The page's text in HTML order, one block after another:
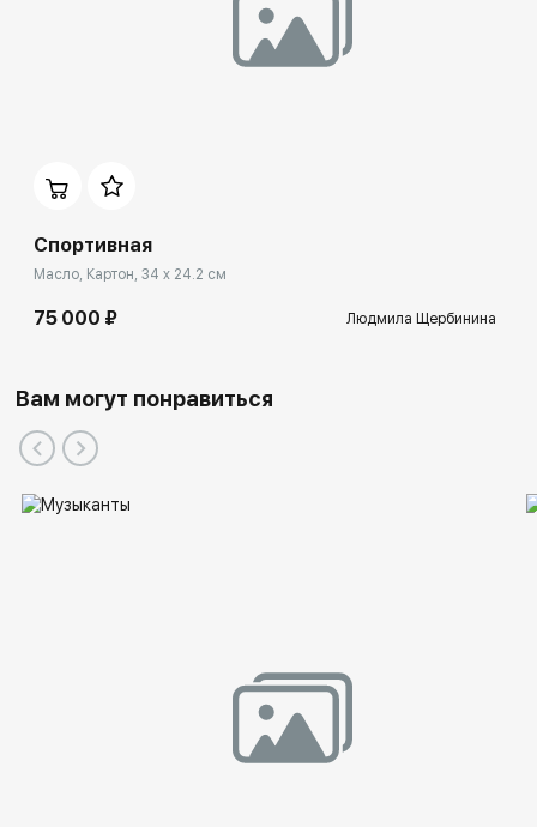
Спортивная
Масло, Картон, 34 x 24.2 см
75 000 ₽ Людмила Щербинина
Вам могут понравиться